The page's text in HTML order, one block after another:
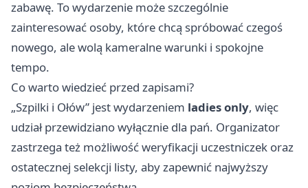
zabawę. To wydarzenie może szczególnie
zainteresować osoby, które chcą spróbować czegoś
nowego, ale wolą kameralne warunki i spokojne
tempo.
Co warto wiedzieć przed zapisami?
„Szpilki i Ołów” jest wydarzeniem ladies only, więc
udział przewidziano wyłącznie dla pań. Organizator
zastrzega też możliwość weryfikacji uczestniczek oraz
ostatecznej selekcji listy, aby zapewnić najwyższy